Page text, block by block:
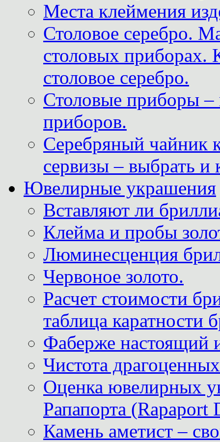
Места клеймения
Столовое серебро.
столовых приборах.
столовое серебро.
Столовые приборы –
приборов.
Серебряный чайник
сервизы – выбрать и
Ювелирные украшения
Вставляют ли
Клейма и пробы
Люминесценция
Червоное золото.
Расчет стоимости
таблица каратности
Фаберже настоящий
Чистота
Оценка ювелирных
Рапапорта (Rapaport
Камень аметист –